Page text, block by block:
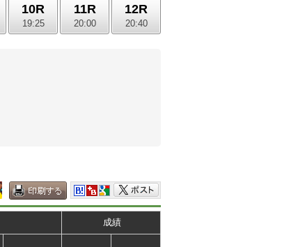
10R
19:25
11R
20:00
12R
20:40
成績